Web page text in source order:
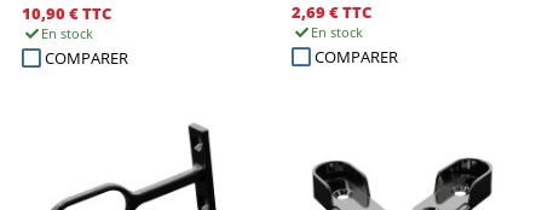
10,90 €TTC
En stock
COMPARER
2,69 €TTC
En stock
COMPARER